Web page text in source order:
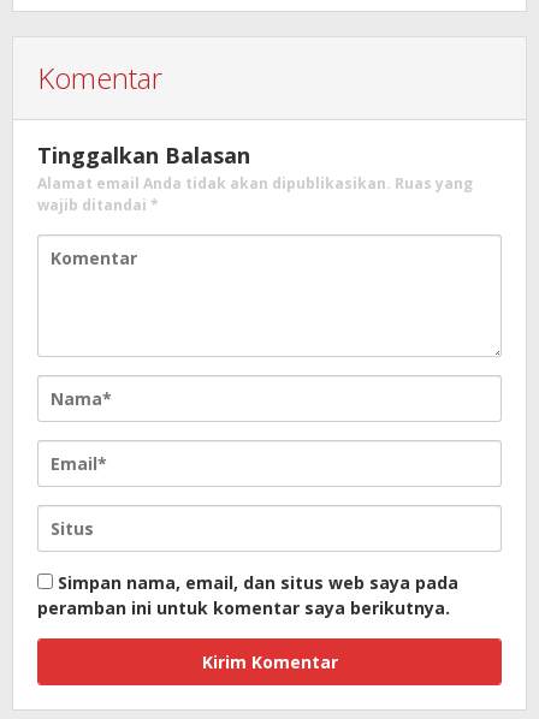
Komentar
Tinggalkan Balasan
Alamat email Anda tidak akan dipublikasikan. Ruas yang
wajib ditandai *
Simpan nama, email, dan situs web saya pada
peramban ini untuk komentar saya berikutnya.